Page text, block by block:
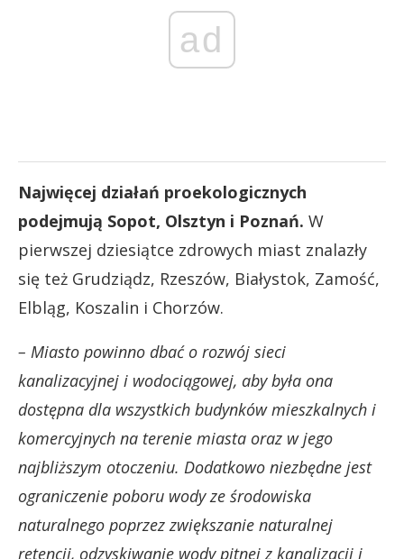
ad
Najwięcej działań proekologicznych
podejmują Sopot, Olsztyn i Poznań. W
pierwszej dziesiątce zdrowych miast znalazły
się też Grudziądz, Rzeszów, Białystok, Zamość,
Elbląg, Koszalin i Chorzów.
– Miasto powinno dbać o rozwój sieci
kanalizacyjnej i wodociągowej, aby była ona
dostępna dla wszystkich budynków mieszkalnych i
komercyjnych na terenie miasta oraz w jego
najbliższym otoczeniu. Dodatkowo niezbędne jest
ograniczenie poboru wody ze środowiska
naturalnego poprzez zwiększanie naturalnej
retencji, odzyskiwanie wody pitnej z kanalizacji i